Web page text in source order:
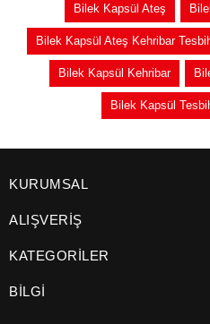
Bilek Kapsül Ateş
Bilek Kapsül Ateş Kehribar
Bilek Kapsül Kehribar
Bilek Kapsül
KURUMSAL
ALIŞVERİŞ
KATEGORİLER
BİLGİ